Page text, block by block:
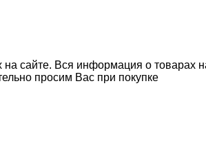
на сайте. Вся информация о товарах
просим Вас при покупке